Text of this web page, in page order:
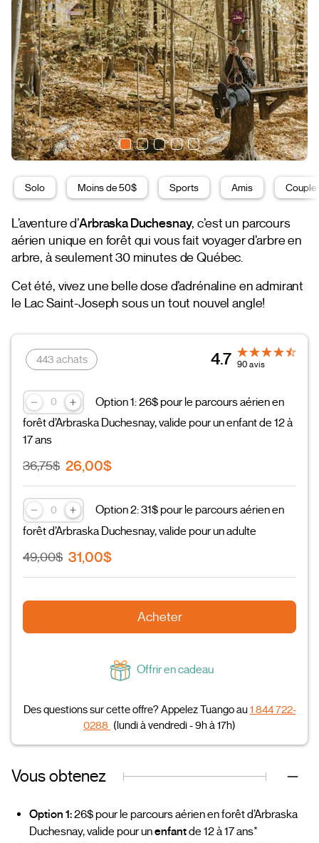
Solo Moins de 50$ Sports Amis Couple
L’aventure d’Arbraska Duchesnay, c’est un parcours
aérien unique en forêt qui vous fait voyager d’arbre en
arbre, à seulement 30 minutes de Québec.
Cet été, vivez une belle dose d’adrénaline en admirant
le Lac Saint-Joseph sous un tout nouvel angle!
443 achats 4.7 90 avis
Option 1: 26$ pour le parcours aérien en
forêt d’Arbraska Duchesnay, valide pour un enfant de 12 à
17 ans
36,75$ 26,00$
Option 2: 31$ pour le parcours aérien en
forêt d’Arbraska Duchesnay, valide pour un adulte
49,00$ 31,00$
Acheter
Offrir en cadeau
Des questions sur cette offre? Appelez Tuango au1 844 722-
0288 (lundi à vendredi - 9h à 17h)
Vous obtenez
Option 1:26$ pour le parcours aérien en forêt d’Arbraska
Duchesnay, valide pour unenfantde 12 à 17 ans*